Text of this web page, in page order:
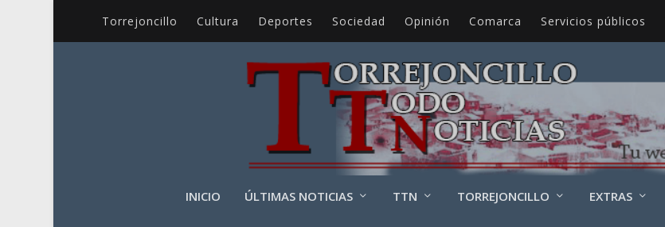
Torrejoncillo Cultura Deportes Sociedad Opinión Comarca Servicios públicos
INICIO ÚLTIMAS NOTICIAS TTN TORREJONCILLO EXTRAS